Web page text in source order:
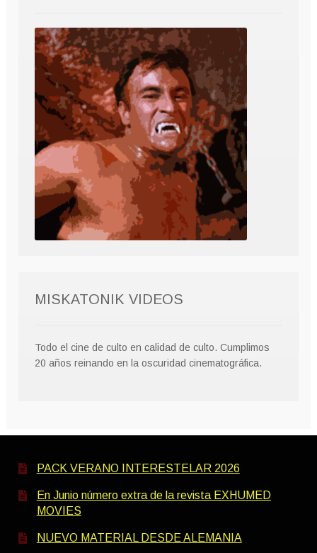
MISKATONIK VIDEOS
Todo el cine de culto en calidad de culto. Cumplimos
20 años reinando en la oscuridad cinematográfica.
PACK VERANO INTERESTELAR 2026
En Junio número extra de la revista EXHUMED
MOVIES
NUEVO MATERIAL DESDE ALEMANIA